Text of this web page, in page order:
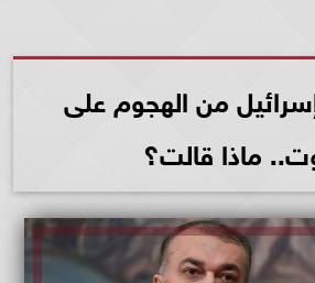
من الهجوم على
ماذا قالت؟